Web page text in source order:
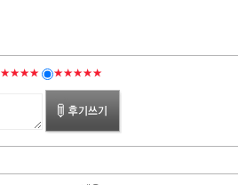
★★★★ ★★★★★